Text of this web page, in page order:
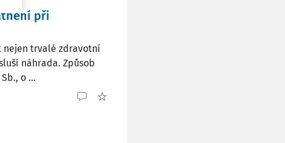
při
nejen trvalé zdravotní
náhrada. Způsob
o ...